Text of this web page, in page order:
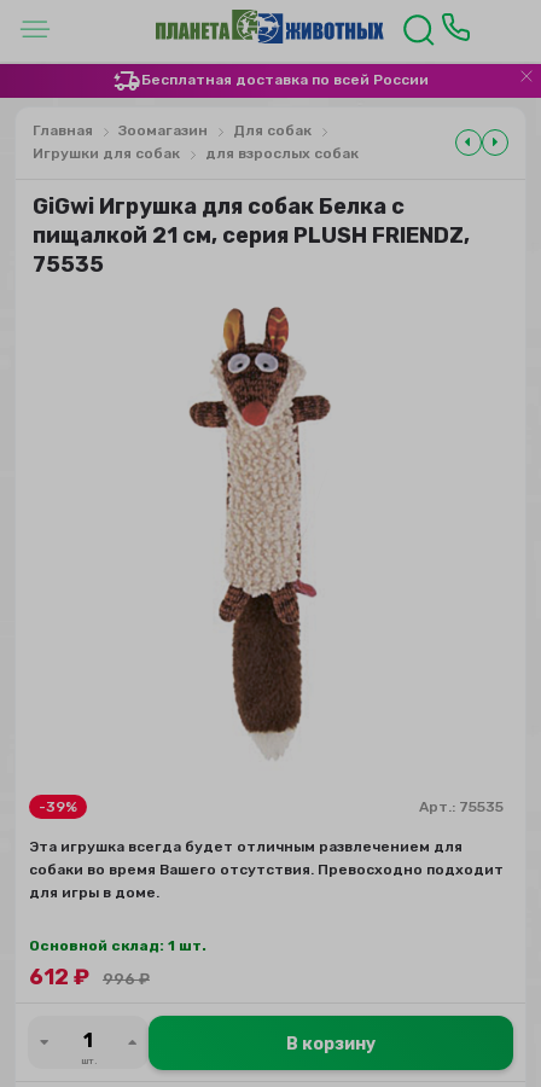
Бесплатная доставка по всей России
Главная Зоомагазин
Для собак
Игрушки для собак
для взрослых собак
GiGwi Игрушка для собак Белка с
пищалкой 21 см, серия PLUSH FRIENDZ,
75535
-39% Арт.: 75535
Эта игрушка всегда будет отличным развлечением для
собаки во время Вашего отсутствия. Превосходно подходит
для игры в доме.
Основной склад: 1 шт.
612 ₽ 996₽
шт.
В корзину